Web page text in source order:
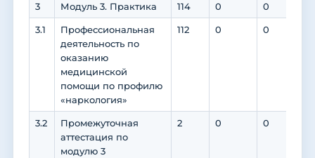
3 Модуль 3. Практика 114 0 0
3.1
Профессиональная
деятельность по
оказанию
медицинской
помощи по профилю
«наркология»
112 0 0
3.2
Промежуточная
аттестация по
модулю 3
2 0 0